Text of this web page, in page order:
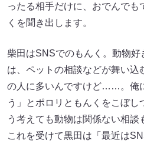
ったる相手だけに、おでんでも
くを聞き出します。
柴田はSNSでのもんく。動物
は、ペットの相談などが舞い込
の人に多いんですけど……。俺
う」とポロリともんくをこぼ
う考えても動物は関係ない相
これを受けて黒田は「最近は